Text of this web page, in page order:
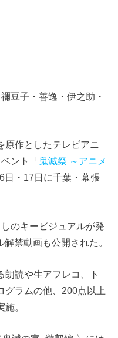
豆子・善逸・伊之助・
原作としたテレビアニ
ント「鬼滅祭 ～アニメ
日・17日に千葉・幕張
のキービジュアルが発
禁動画も公開された。
朗読や生アフレコ、ト
グラムの他、200点以上
。